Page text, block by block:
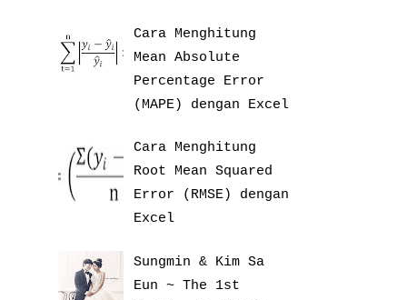
Cara Menghitung
Mean Absolute
Percentage Error
(MAPE) dengan Excel
Cara Menghitung
Root Mean Squared
Error (RMSE) dengan
Excel
Sungmin & Kim Sa
Eun ~ The 1st